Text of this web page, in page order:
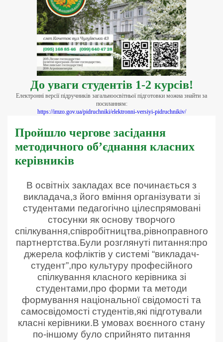
До уваги студентів 1-2 курсів!
Електронні версії підручників загальноосвітньої підготовки можна знайти за
посиланням:
https://imzo.gov.ua/pidruchniki/elektronni-versiyi-pidruchnikiv/
Пройшло чергове засідання
методичного об’єднання класних
керівників
В освітніх закладах все починається з
викладача,з його вміння організувати зі
студентами педагогічно цілеспрямовані
стосунки як основу творчого
спілкування,співробітництва,рівноправного
партнертства.Були розглянуті питання:про
джерела кофліктів у системі “викладач-
студент”,про культуру професійного
спілкування класного керівника зі
студентами,про форми та методи
формування національної свідомості та
самосвідомості студентів,які підготували
класні керівники.В умовах воєнного стану
по-іншому було сприйнято питання